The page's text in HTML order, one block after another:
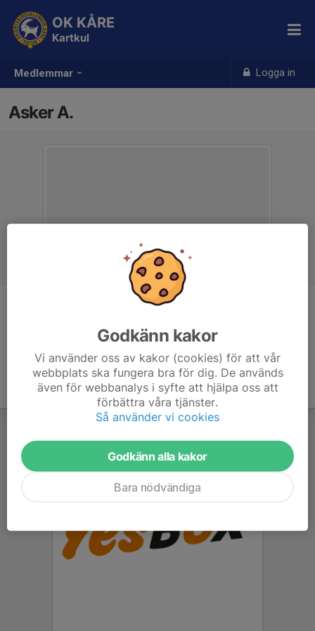
Medlemmar Logga in
OK KÅRE
Kartkul
Asker A.
Godkänn kakor
Vi använder oss av kakor (cookies) för att vår
webbplats ska fungera bra för dig. De används
även för webbanalys i syfte att hjälpa oss att
förbättra våra tjänster.
Så använder vi cookies
Godkänn alla kakor
Bara nödvändiga